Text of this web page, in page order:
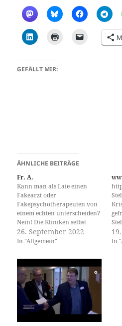
GEFÄLLT MIR:
ÄHNLICHE BEITRÄGE
Fr. A.
Kann man als Laie einen
Fakearzt oder
Fakepsychotherapeuten von
einem echten unterscheiden?
Nein! Die Kliniken selbst
fragen bei den
Prüfungsämtern, die
offensichtlich nicht an. Und
der Laie selbst hat nicht mal
als Betroffener ein Anrecht
hier eine Information zu
bekommen. Verquatscht sich
der Fakearzt/-therapeutin
nicht ganz dumm,…
26. September 2022
In "Allgemein"
zu
In